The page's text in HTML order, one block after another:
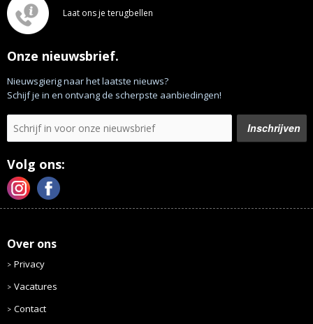
Laat ons je terugbellen
Onze nieuwsbrief.
Nieuwsgierig naar het laatste nieuws?
Schijf je in en ontvang de scherpste aanbiedingen!
Volg ons:
Over ons
Privacy
Vacatures
Contact